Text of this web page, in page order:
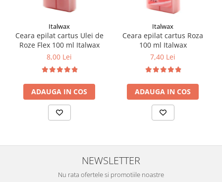
Italwax
Ceara epilat cartus Ulei de
Roze Flex 100 ml Italwax
8,00 Lei
ADAUGA IN COS
Italwax
Ceara epilat cartus Roza
100 ml Italwax
7,40 Lei
ADAUGA IN COS
NEWSLETTER
Nu rata ofertele si promotiile noastre